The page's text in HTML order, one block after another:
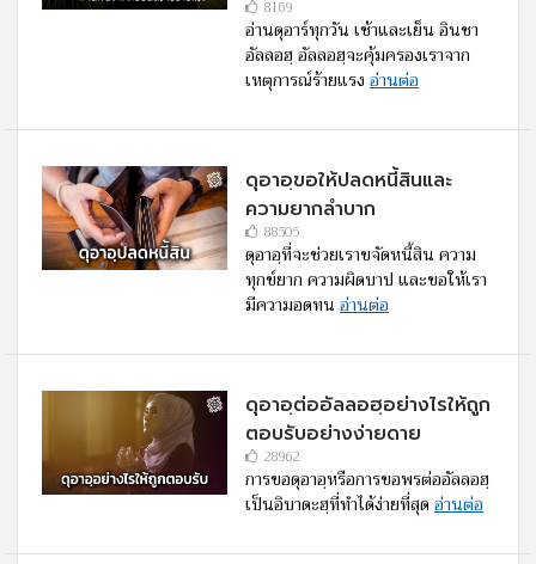
8169
อ่านดุอาร์ทุกวัน เช้าและเย็น อินชา
อัลลอฮฺ อัลลอฮฺจะคุ้มครองเราจาก
เหตุการณ์ร้ายแรง อ่านต่อ
ดุอาอฺขอให้ปลดหนี้สินและ
ความยากลำบาก
88505
ดุอาอฺที่จะช่วยเราขจัดหนี้สิน ความ
ทุกข์ยาก ความผิดบาป และขอให้เรา
มีความอดทน อ่านต่อ
ดุอาอฺต่ออัลลอฮฺอย่างไรให้ถูก
ตอบรับอย่างง่ายดาย
28962
การขอดุอาอฺหรือการขอพรต่ออัลลอฮฺ
เป็นอิบาดะฮฺที่ทำได้ง่ายที่สุด อ่านต่อ